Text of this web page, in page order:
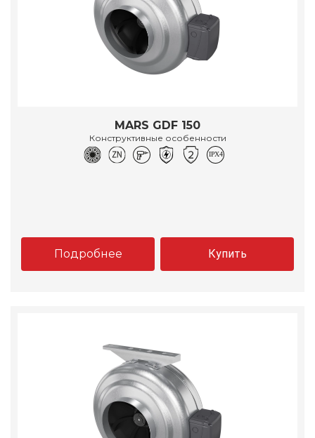
MARS GDF 150
Конструктивные особенности
Подробнее Купить